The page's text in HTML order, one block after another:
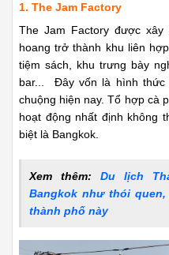
1. The Jam Factory
The Jam Factory được
hoang trở thành khu liên
tiệm sách, khu trưng bày
bar... Đây vốn là hình thức
chuộng hiện nay. Tổ hợp cà
hoạt động nhất định không
biệt là Bangkok.
Xem thêm: Du lịch
Bangkok như thói
thành phố này